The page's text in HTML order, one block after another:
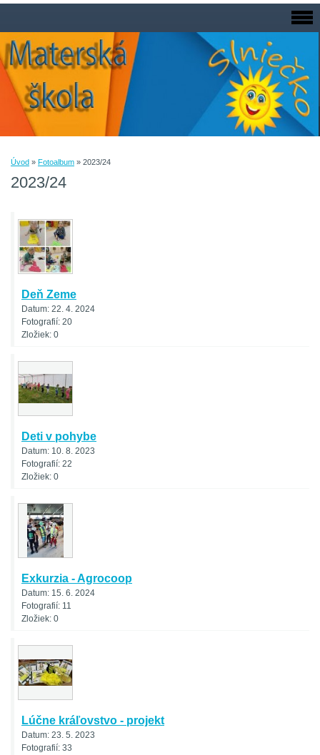
Úvod » Fotoalbum » 2023/24
2023/24
Deň Zeme
Datum: 22. 4. 2024
Fotografií: 20
Zložiek: 0
Deti v pohybe
Datum: 10. 8. 2023
Fotografií: 22
Zložiek: 0
Exkurzia - Agrocoop
Datum: 15. 6. 2024
Fotografií: 11
Zložiek: 0
Lúčne kráľovstvo - projekt
Datum: 23. 5. 2023
Fotografií: 33